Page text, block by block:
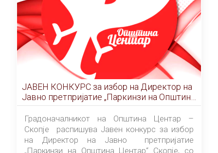
ЈАВЕН КОНКУРС за избор на Директор на
Јавно претпријатие „Паркинзи на Општина
Центар“ – Скопје
Градоначалникот на Општина Центар –
Скопје распишува Јавен конкурс за избор
на Директор на Јавно претпријатие
„Паркинзи на Општина Центар“ Скопје, со